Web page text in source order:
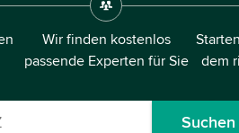
Wir finden kostenlos
passende Experten für Sie
dem
Suchen